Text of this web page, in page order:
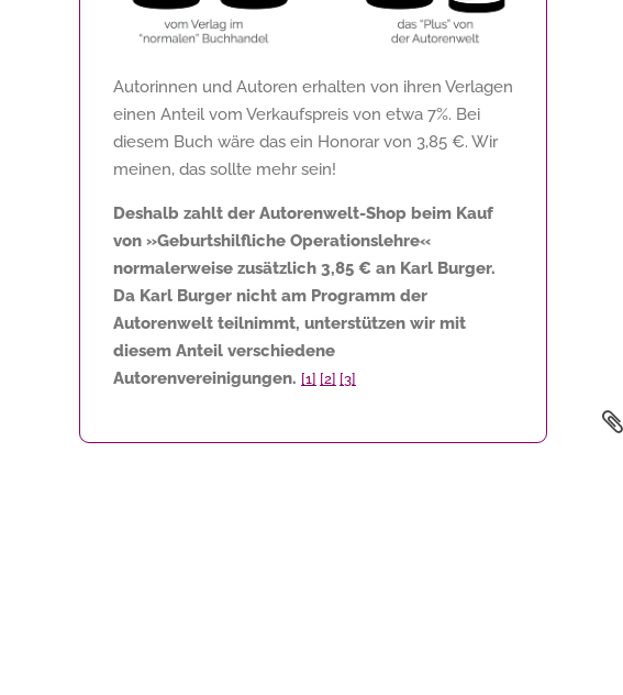
Autorinnen und Autoren erhalten von ihren Verlagen
einen Anteil vom Verkaufspreis von etwa 7%. Bei
diesem Buch wäre das ein Honorar von 3,85 €. Wir
meinen, das sollte mehr sein!
Deshalb zahlt der Autorenwelt-Shop beim Kauf
von »Geburtshilfliche Operationslehre«
normalerweise zusätzlich 3,85 € an Karl Burger.
Da Karl Burger nicht am Programm der
Autorenwelt teilnimmt, unterstützen wir mit
diesem Anteil verschiedene
Autorenvereinigungen. [1] [2] [3]